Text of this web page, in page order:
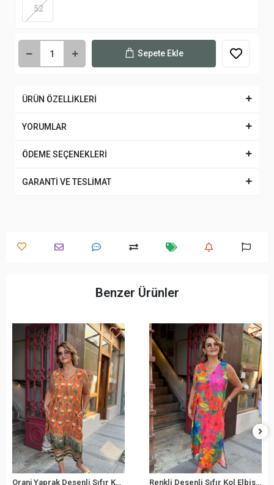
52
Sepete Ekle
ÜRÜN ÖZELLİKLERİ
YORUMLAR
ÖDEME SEÇENEKLERİ
GARANTİ VE TESLİMAT
Benzer Ürünler
Oranj Yaprak Desenli Sıfır Kol Elbise BY200 Renkli Desenli Sıfır Kol Elbise BY200